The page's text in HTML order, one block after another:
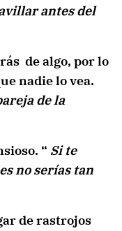
antes del
de algo, por lo
nadie lo vea.
de la
“ Si te
no serías tan
de rastrojos